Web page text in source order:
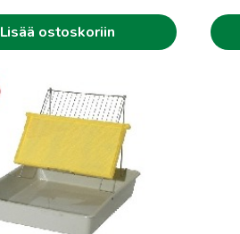
Lisää ostoskoriin